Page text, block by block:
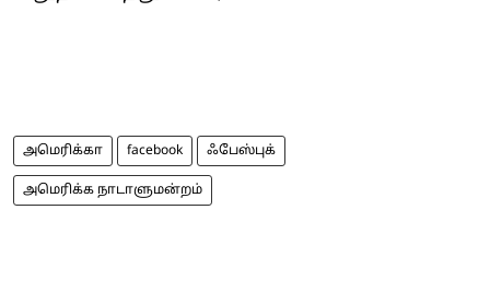
அமெரிக்கா facebook ஃபேஸ்புக்
அமெரிக்க நாடாளுமன்றம்